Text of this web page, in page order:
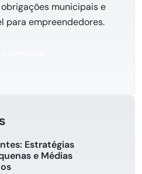
municipais e
para empreendedores.
Estratégias
e Médias